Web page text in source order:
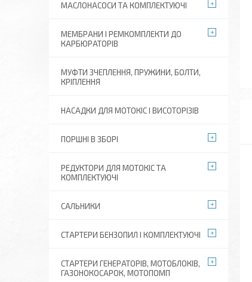
МАСЛОНАСОСИ ТА КОМПЛЕКТУЮЧІ
МЕМБРАНИ І РЕМКОМПЛЕКТИ ДО
КАРБЮРАТОРІВ
МУФТИ ЗЧЕПЛЕННЯ, ПРУЖИНИ, БОЛТИ,
КРІПЛЕННЯ
НАСАДКИ ДЛЯ МОТОКІС І ВИСОТОРІЗІВ
ПОРШНІ В ЗБОРІ
РЕДУКТОРИ ДЛЯ МОТОКІС ТА
КОМПЛЕКТУЮЧІ
САЛЬНИКИ
СТАРТЕРИ БЕНЗОПИЛ І КОМПЛЕКТУЮЧІ
СТАРТЕРИ ГЕНЕРАТОРІВ, МОТОБЛОКІВ,
ГАЗОНОКОСАРОК, МОТОПОМП